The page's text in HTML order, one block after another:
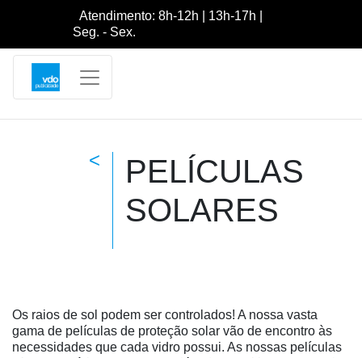
Atendimento: 8h-12h | 13h-17h |
Seg. - Sex.
<
PELÍCULAS
SOLARES
Os raios de sol podem ser controlados! A nossa vasta
gama de películas de proteção solar vão de encontro às
necessidades que cada vidro possui. As nossas pelí­culas